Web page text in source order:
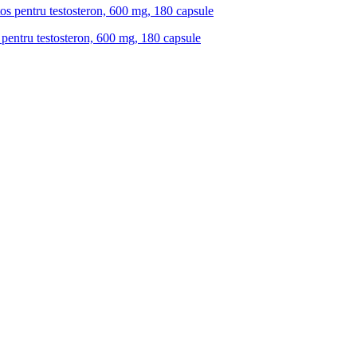
testosteron, 600 mg, 180 capsule